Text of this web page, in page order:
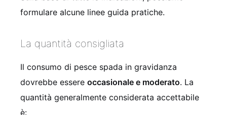
formulare alcune linee guida pratiche.
La quantità consigliata
Il consumo di pesce spada in gravidanza
dovrebbe essere occasionale e moderato. La
quantità generalmente considerata accettabile
è: